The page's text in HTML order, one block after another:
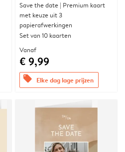
Save the date | Premium kaart
met keuze uit 3
papierafwerkingen
Set van 10 kaarten
Vanaf
€ 9,99
offers Elke dag lage prijzen